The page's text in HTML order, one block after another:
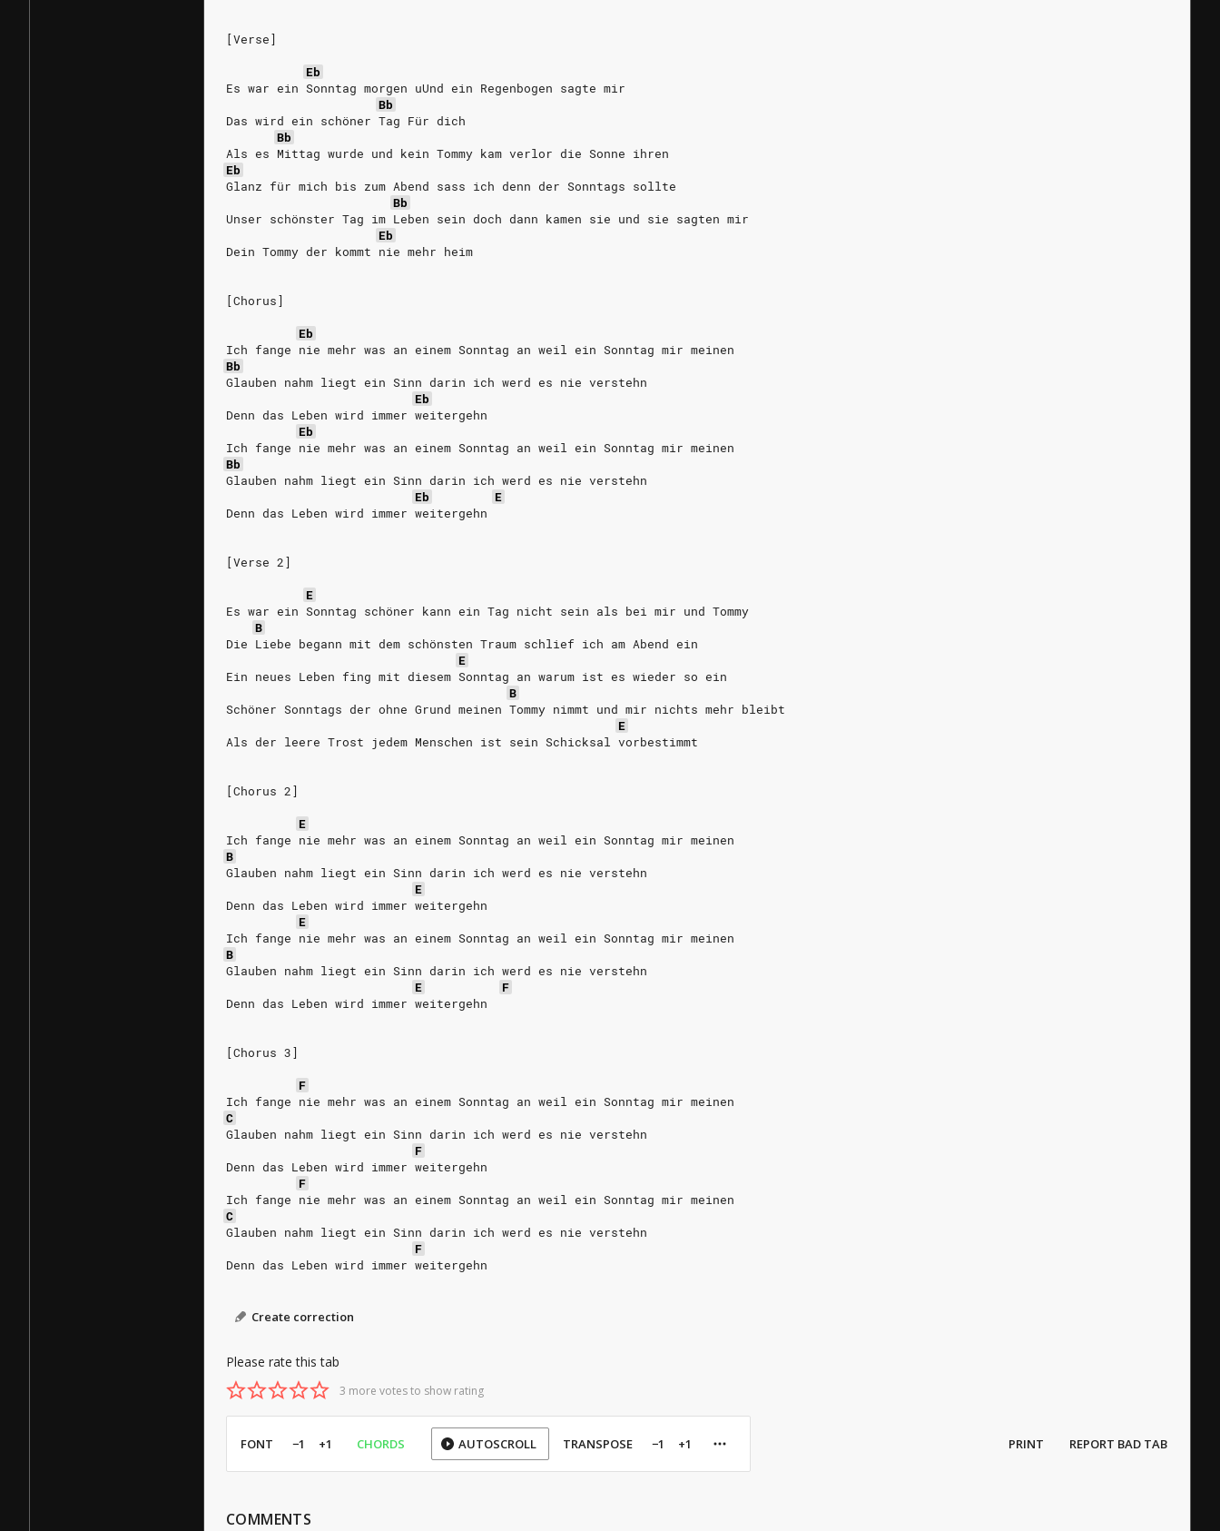
[Verse]
Eb
Es war ein Sonntag morgen uUnd ein Regenbogen sagte mir
Bb
Das wird ein schöner Tag Für dich
Bb
Als es Mittag wurde und kein Tommy kam verlor die Sonne ihren
Eb
Glanz für mich bis zum Abend sass ich denn der Sonntags sollte
Bb
Unser schönster Tag im Leben sein doch dann kamen sie und sie sagten mir
Eb
Dein Tommy der kommt nie mehr heim
[Chorus]
Eb
Ich fange nie mehr was an einem Sonntag an weil ein Sonntag mir meinen
Bb
Glauben nahm liegt ein Sinn darin ich werd es nie verstehn
Eb
Denn das Leben wird immer weitergehn
Eb
Ich fange nie mehr was an einem Sonntag an weil ein Sonntag mir meinen
Bb
Glauben nahm liegt ein Sinn darin ich werd es nie verstehn
Eb
E
Denn das Leben wird immer weitergehn
[Verse 2]
E
Es war ein Sonntag schöner kann ein Tag nicht sein als bei mir und Tommy
B
Die Liebe begann mit dem schönsten Traum schlief ich am Abend ein
E
Ein neues Leben fing mit diesem Sonntag an warum ist es wieder so ein
B
Schöner Sonntags der ohne Grund meinen Tommy nimmt und mir nichts mehr bleibt
E
Als der leere Trost jedem Menschen ist sein Schicksal vorbestimmt
[Chorus 2]
E
Ich fange nie mehr was an einem Sonntag an weil ein Sonntag mir meinen
B
Glauben nahm liegt ein Sinn darin ich werd es nie verstehn
E
Denn das Leben wird immer weitergehn
E
Ich fange nie mehr was an einem Sonntag an weil ein Sonntag mir meinen
B
Glauben nahm liegt ein Sinn darin ich werd es nie verstehn
E
F
Denn das Leben wird immer weitergehn
[Chorus 3]
F
Ich fange nie mehr was an einem Sonntag an weil ein Sonntag mir meinen
C
Glauben nahm liegt ein Sinn darin ich werd es nie verstehn
F
Denn das Leben wird immer weitergehn
F
Ich fange nie mehr was an einem Sonntag an weil ein Sonntag mir meinen
C
Glauben nahm liegt ein Sinn darin ich werd es nie verstehn
F
Denn das Leben wird immer weitergehn
Create correction
Please rate this tab
3 more votes to show rating
FONT −1 +1 CHORDS AUTOSCROLL TRANSPOSE −1 +1 PRINT REPORT BAD TAB
COMMENTS